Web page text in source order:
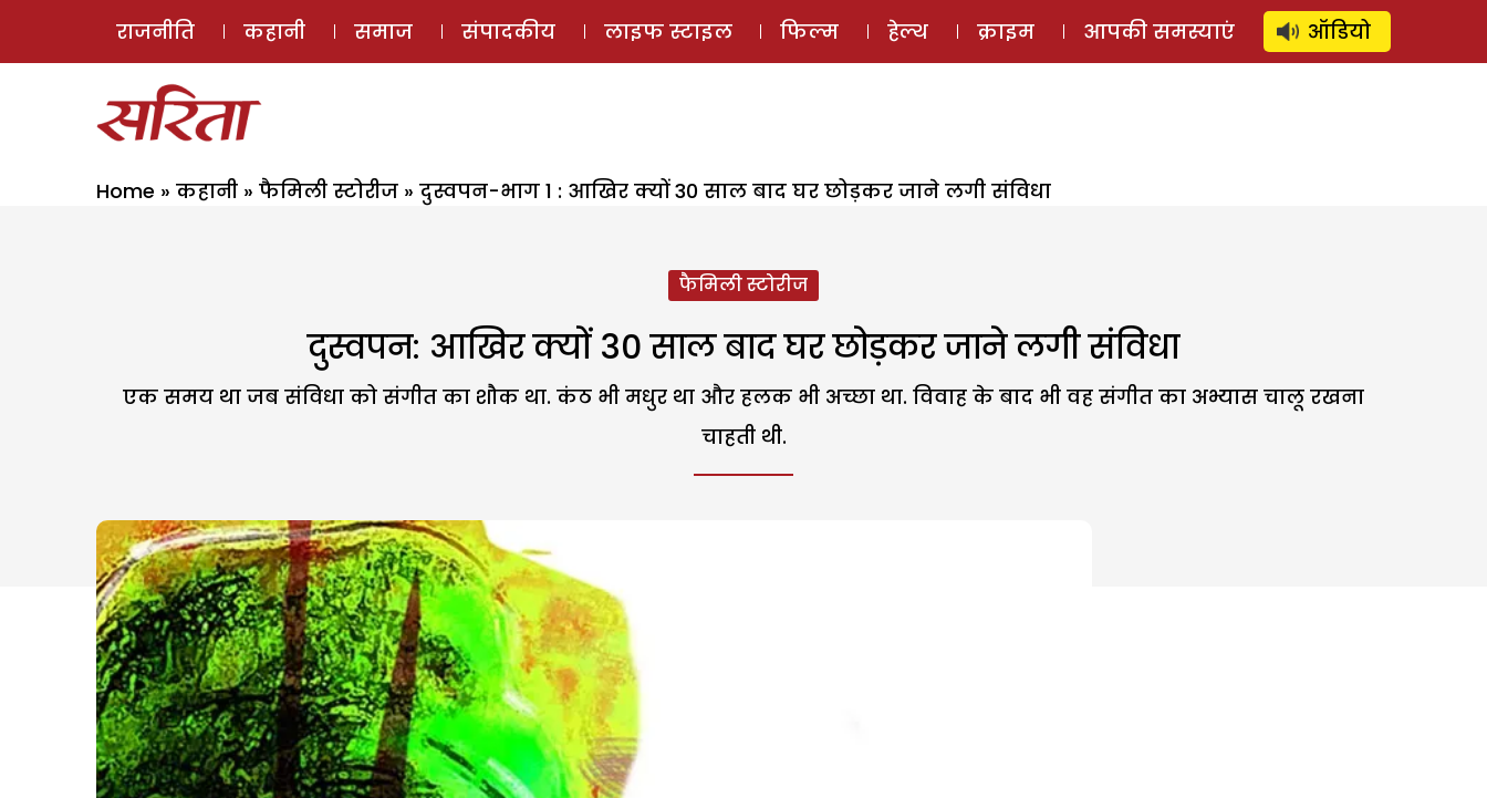
ई-मैगज़ीन ऑडियो स्टोरी लॉग इन ⚲ SUBSCRIBE
राजनीति कहानी समाज संपादकीय लाइफ स्टाइल फिल्म हेल्थ क्राइम आपकी समस्याएं ऑडियो
Home » कहानी » फैमिली स्टोरीज » दुस्वपन-भाग 1 : आखिर क्यों 30 साल बाद घर छोड़कर जाने लगी संविधा
फैमिली स्टोरीज
दुस्वपन: आखिर क्यों 30 साल बाद घर छोड़कर जाने लगी संविधा
एक समय था जब संविधा को संगीत का शौक था. कंठ भी मधुर था और हलक भी अच्छा था. विवाह के बाद भी वह संगीत का अभ्यास चालू रखना
चाहती थी.